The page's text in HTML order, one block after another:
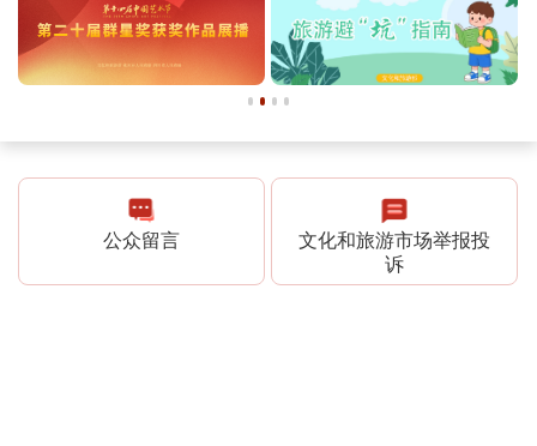
公众留言
文化和旅游市场举报投
诉